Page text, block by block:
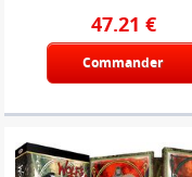
47.21 €
Commander